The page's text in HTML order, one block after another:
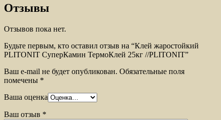
Отзывы
Отзывов пока нет.
Будьте первым, кто оставил отзыв на “Клей жаростойкий
PLITONIT СуперКамин ТермоКлей 25кг //PLITONIT”
Ваш e-mail не будет опубликован. Обязательные поля
помечены *
Ваша оценка
Ваш отзыв *